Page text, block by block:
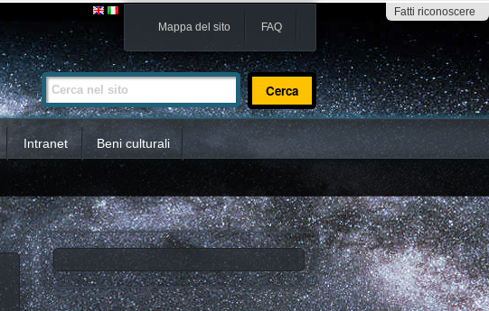
Fatti riconoscere
Mappa del sito FAQ
Cerca nel sito
Ricerca
avanzata…
Intranet Beni culturali